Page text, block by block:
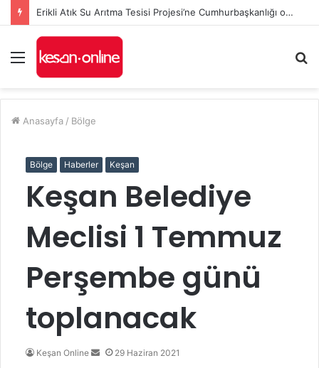
Erikli Atık Su Arıtma Tesisi Projesi’ne Cumhurbaşkanlığı onayı
Menü
...
Anasayfa / Bölge
Bölge Haberler Keşan
Keşan Belediye
Meclisi 1 Temmuz
Perşembe günü
toplanacak
Keşan Online
Bir 29 Haziran 2021